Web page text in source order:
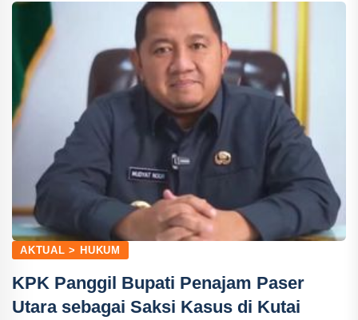
AKTUAL > HUKUM
KPK Panggil Bupati Penajam Paser
Utara sebagai Saksi Kasus di Kutai